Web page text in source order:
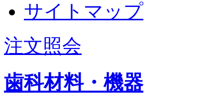
サイトマップ
注文照会
歯科材料・機器